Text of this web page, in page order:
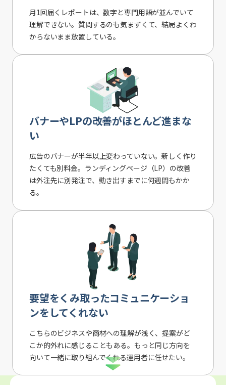
月1回届くレポートは、数字と専門用語が並んでいて
理解できない。質問するのも気まずくて、結局よくわ
からないまま放置している。
バナーやLPの改善がほとんど進まな
い
広告のバナーが半年以上変わっていない。新しく作り
たくても別料金。ランディングページ（LP）の改善
は外注先に別発注で、動き出すまでに何週間もかか
る。
要望をくみ取ったコミュニケーショ
ンをしてくれない
こちらのビジネスや商材への理解が浅く、提案がど
こか的外れに感じることもある。もっと同じ方向を
向いて一緒に取り組んでくれる運用者に任せたい。